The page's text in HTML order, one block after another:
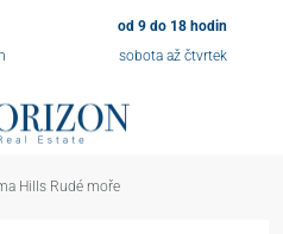
od 9 do 18 hodin
sobota až čtvrtek
Hills Rudé moře